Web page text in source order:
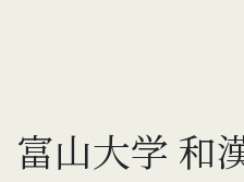
富山大学 和